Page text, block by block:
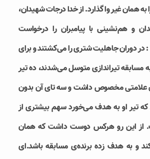
به همان غیر وا گذارد. از خدا درجات شهیدان،
و هم‌نشینی با پیامبران را درخواست
در دوران جاهلیت شتری را می‌کشتند و برای
تیراندازی متوسل می‌شدند، ده تیر
علامتی مخصوص داشت و سه تای آن بدون
تیر او به هدف می‌خورد سهم بیشتری از
این رو هرکس دوست داشت که همان
و به هدف زده برنده‌ی مسابقه باشد.ای